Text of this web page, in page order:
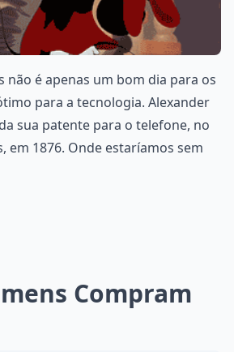
não é apenas um bom dia para os
para a tecnologia. Alexander
sua patente para o telefone, no
em 1876. Onde estaríamos sem
Compram